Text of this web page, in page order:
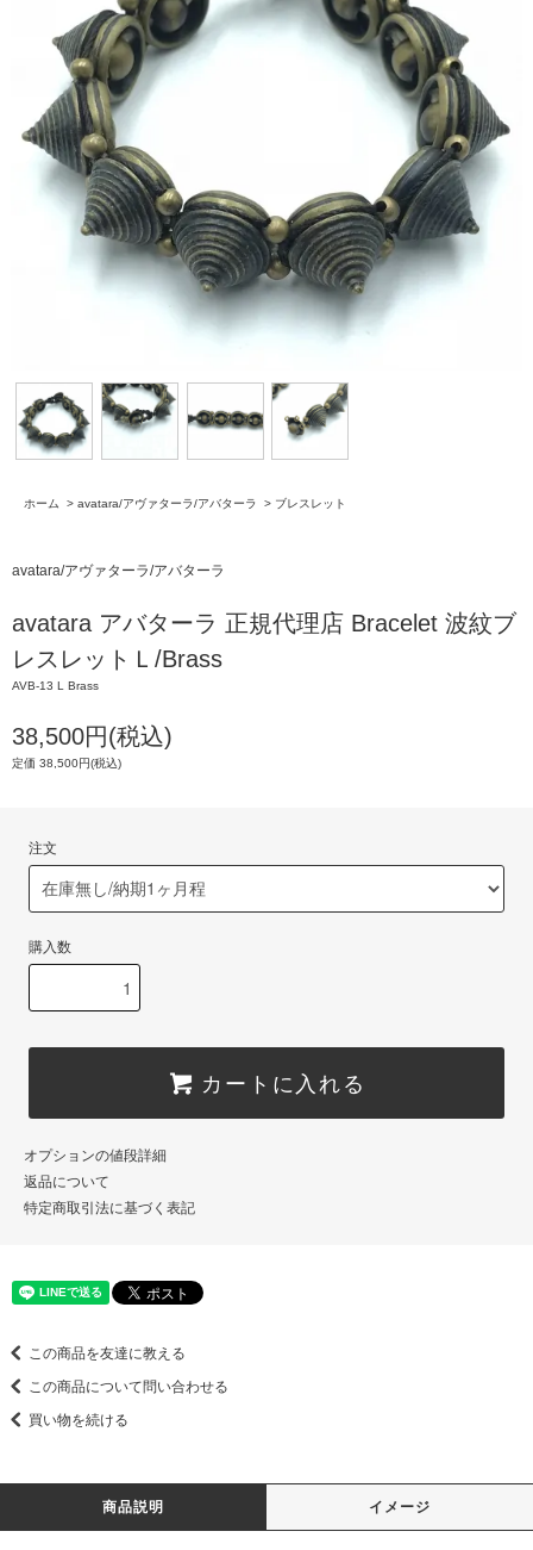
ホーム > avatara/アヴァターラ/アバターラ > ブレスレット
avatara/アヴァターラ/アバターラ
avatara アバターラ 正規代理店 Bracelet 波紋ブ
レスレットＬ/Brass
AVB-13 L Brass
38,500円(税込)
定価 38,500円(税込)
注文
購入数
カートに入れる
オプションの値段詳細
返品について
特定商取引法に基づく表記
この商品を友達に教える
この商品について問い合わせる
買い物を続ける
商品説明 イメージ